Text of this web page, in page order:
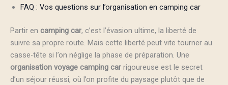
FAQ : Vos questions sur l’organisation en camping car
Partir en camping car, c’est l’évasion ultime, la liberté de
suivre sa propre route. Mais cette liberté peut vite tourner au
casse-tête si l’on néglige la phase de préparation. Une
organisation voyage camping car rigoureuse est le secret
d’un séjour réussi, où l’on profite du paysage plutôt que de